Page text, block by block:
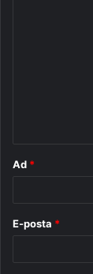
Ad *
E-posta *